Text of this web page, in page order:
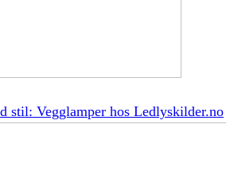
stil: Vegglamper hos Ledlyskilder.no